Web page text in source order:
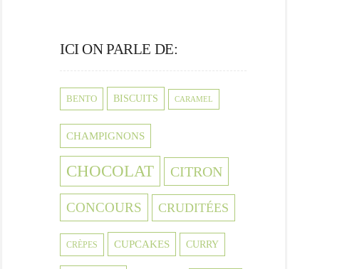
ICI ON PARLE DE:
BENTO BISCUITS CARAMEL
CHAMPIGNONS
CHOCOLAT CITRON
CONCOURS CRUDITÉES
CRÈPES CUPCAKES CURRY